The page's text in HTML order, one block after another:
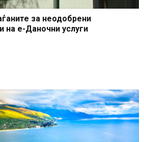
за неодобрени
на е-Даночни услуги